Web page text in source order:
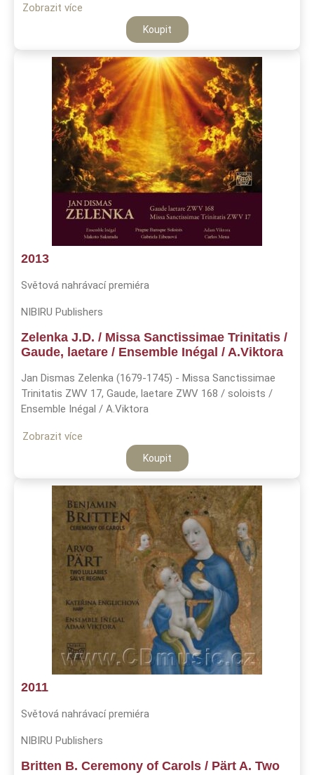
Zobrazit více
Koupit
2013
Světová nahrávací premiéra
NIBIRU Publishers
Zelenka J.D. / Missa Sanctissimae Trinitatis /
Gaude, laetare / Ensemble Inégal / A.Viktora
Jan Dismas Zelenka (1679-1745) - Missa Sanctissimae
Trinitatis ZWV 17, Gaude, laetare ZWV 168 / soloists /
Ensemble Inégal / A.Viktora
Zobrazit více
Koupit
2011
Světová nahrávací premiéra
NIBIRU Publishers
Britten B. Ceremony of Carols / Pärt A. Two